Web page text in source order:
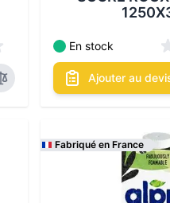
En stock
Ajouter au
Fabriqué en France